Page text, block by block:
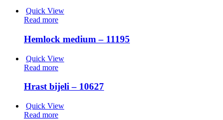
Quick View
Read more
Hemlock medium – 11195
Quick View
Read more
Hrast bijeli – 10627
Quick View
Read more